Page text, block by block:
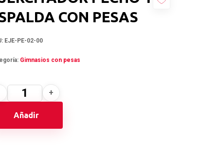
CON PESAS
EJE-PE-02-00
Gimnasios con pesas
Añadir